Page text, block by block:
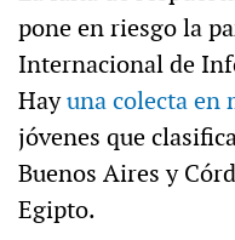
pone en riesgo la
Internacional de
Hayuna colecta en
jóvenes que
Buenos Aires y
Egipto.